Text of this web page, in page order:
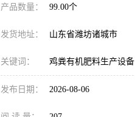
产品数量： 99.00个
发货地址： 山东省潍坊诸城市
关键词： 鸡粪有机肥料生产设备
发布日期： 2026-08-06